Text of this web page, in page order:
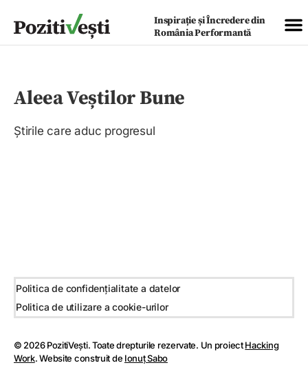
Inspirație și Încredere din
România Performantă
Aleea Veștilor Bune
Știrile care aduc progresul
Politica de confidențialitate a datelor
Politica de utilizare a cookie-urilor
© 2026 PozitiVești. Toate drepturile rezervate. Un proiectHacking
Work. Website construit de Ionuț Sabo